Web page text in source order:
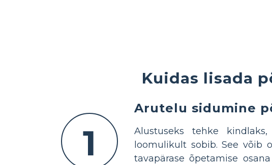
Kuidas lisada
1
Arutelu sidumine
Alustuseks tehke
loomulikult sobib. See võib
tavapärase õpetamise